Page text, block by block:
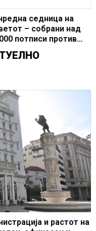
седница на
– собрани над
потписи против
кај Кавадарци
и растот на